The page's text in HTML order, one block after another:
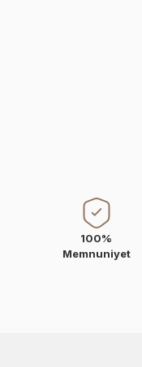
100%
Memnuniyet